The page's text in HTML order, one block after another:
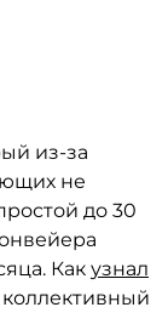
из-за
не
до 30
Как узнал